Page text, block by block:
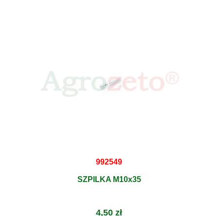
992549
SZPILKA M10x35
4,50 zł